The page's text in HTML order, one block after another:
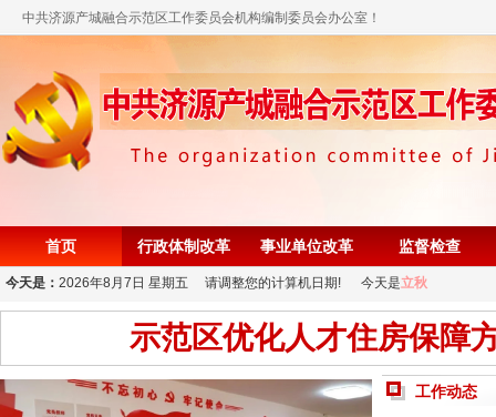
中共济源产城融合示范区工作委员会机构编制委员会办公室！
首页 行政体制改革 事业单位改革 监督检查
今天是： 2026年8月7日 星期五 请调整您的计算机日期! 今天是立秋
示范区优化人才住房保障
工作动态